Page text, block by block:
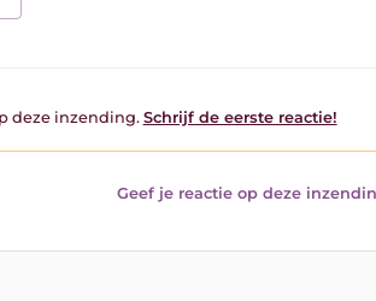
deze inzending. Schrijf de eerste reactie!
Geef je reactie op deze